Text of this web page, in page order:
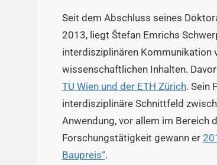
Seit dem Abschluss seines
2013, liegt Štefan Emrichs
interdisziplinären Kommunikation
wissenschaftlichen Inhalten.
TU Wien und der ETH Zürich. Sein
interdisziplinäre Schnittfeld
Anwendung, vor allem im Bereich
Forschungstätigkeit gewann er
Baupreis“.